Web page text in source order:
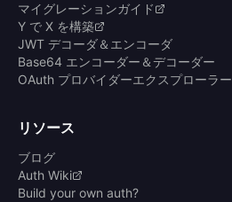
マイグレーションガイド
Y で X を構築
JWT デコーダ＆エンコーダ
Base64 エンコーダー＆デコーダー
OAuth プロバイダーエクスプローラー
リソース
ブログ
Auth Wiki
Build your own auth?